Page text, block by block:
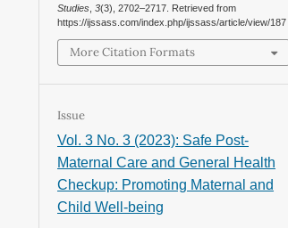
Studies ,3(3), 2702–2717. Retrieved from
https://ijssass.com/index.php/ijssass/article/view/187
More Citation Formats
Issue
Vol. 3 No. 3 (2023): Safe Post-
Maternal Care and General Health
Checkup: Promoting Maternal and
Child Well-being